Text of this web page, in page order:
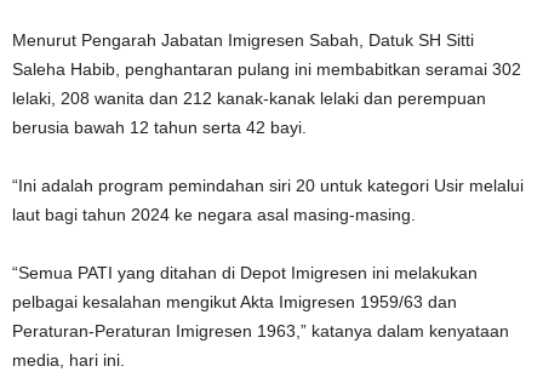
Menurut Pengarah Jabatan Imigresen Sabah, Datuk SH Sitti
Saleha Habib, penghantaran pulang ini membabitkan seramai 302
lelaki, 208 wanita dan 212 kanak-kanak lelaki dan perempuan
berusia bawah 12 tahun serta 42 bayi.
“Ini adalah program pemindahan siri 20 untuk kategori Usir melalui
laut bagi tahun 2024 ke negara asal masing-masing.
“Semua PATI yang ditahan di Depot Imigresen ini melakukan
pelbagai kesalahan mengikut Akta Imigresen 1959/63 dan
Peraturan-Peraturan Imigresen 1963,” katanya dalam kenyataan
media, hari ini.